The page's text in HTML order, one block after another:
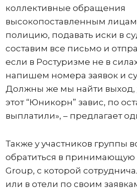
коллективные обращения
высокопоставленным
полицию, подавать иски в
составим все письмо и
если в Ростуризме не в
напишем номера заявок и
Должны же мы найти выход,
этот “Юникорн” завис, по
выплатили», – предлагает
Также у участников группы
обратиться в
Group, с которой
или в отели по своим